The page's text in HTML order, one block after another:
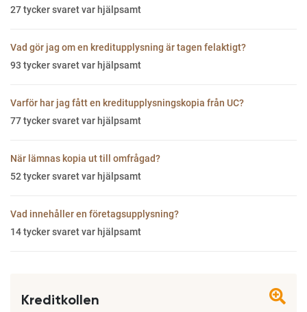
27tycker svaret var hjälpsamt
Vad gör jag om en kreditupplysning är tagen felaktigt?
93 tycker svaret var hjälpsamt
Varför har jag fått en kreditupplysningskopia från UC?
77tycker svaret var hjälpsamt
När lämnas kopia ut till omfrågad?
52tycker svaret var hjälpsamt
Vad innehåller en företagsupplysning?
14tycker svaret var hjälpsamt
Kreditkollen